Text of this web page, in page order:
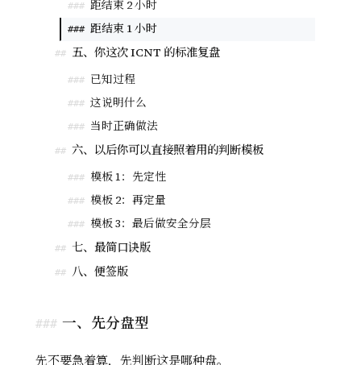
一、先分盘型
先不要急着算，先判断这是哪种盘。
### 距结束 2 小时
### 距结束 1 小时
## 五、你这次 ICNT 的标准复盘
### 已知过程
### 这说明什么
### 当时正确做法
## 六、以后你可以直接照着用的判断模板
### 模板 1：先定性
### 模板 2：再定量
### 模板 3：最后做安全分层
## 七、最简口诀版
## 八、便签版